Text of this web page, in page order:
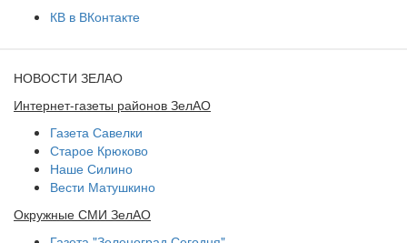
КВ в ВКонтакте
НОВОСТИ ЗЕЛАО
Интернет-газеты районов ЗелАО
Газета Савелки
Старое Крюково
Наше Силино
Вести Матушкино
Окружные СМИ ЗелАО